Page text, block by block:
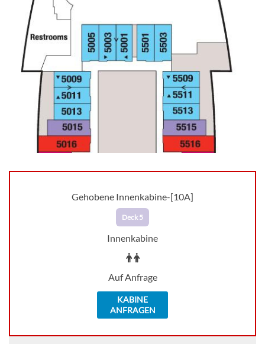
Gehobene Innenkabine-[10A]
Deck 5
Innenkabine
Auf Anfrage
KABINE
ANFRAGEN